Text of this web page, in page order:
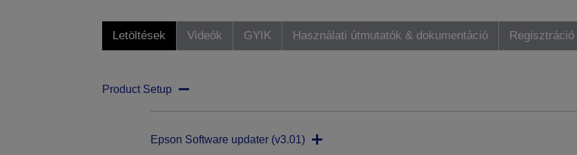
Letöltések Videók GYIK Használati útmutatók & dokumentáció
Product Setup
Epson Software updater (v3.01)